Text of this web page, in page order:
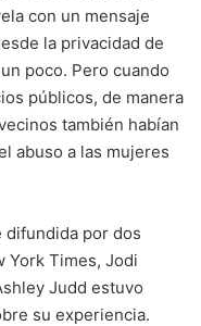
con un mensaje
la privacidad de
poco. Pero cuando
públicos, de manera
también habían
abuso a las mujeres
difundida por dos
York Times, Jodi
Judd estuvo
su experiencia.